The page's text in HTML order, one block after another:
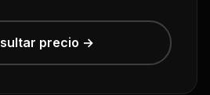
precio →